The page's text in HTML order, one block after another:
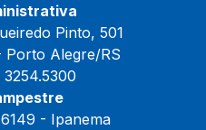
Pinto, 501
Porto Alegre/RS
3254.5300
- Ipanema